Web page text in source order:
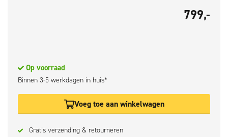
799,-
Op voorraad
Binnen 3-5 werkdagen in huis*
Voeg toe aan winkelwagen
Gratis verzending & retourneren